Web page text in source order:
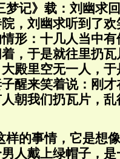
梦记》载：刘幽求
，刘幽求听到了
形：十几人当中
，于是就往里扔
殿里空无一人，
醒来笑着说：刚
朝我们扔瓦片，
样的事情，它是想
人戴上绿帽子，